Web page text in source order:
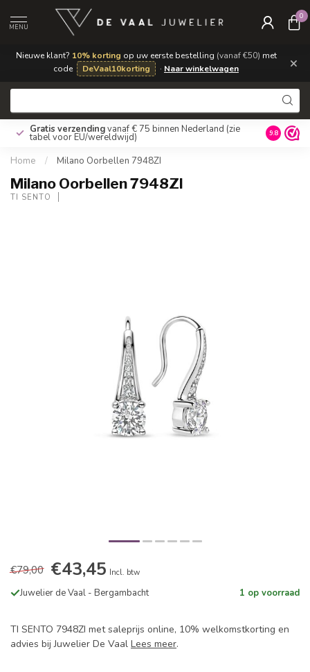
Nieuwe klant? 10% korting op uw eerste bestelling (vanaf €50) met
code
DeVaal10korting · Naar winkelwagen ×
MENU
0
Gratis verzendingvanaf € 75 binnen Nederland (zie
tabel voor EU/wereldwijd) 9.8
Home / Milano Oorbellen 7948ZI
Milano Oorbellen 7948ZI
TI SENTO
€79,00 €43,45 Incl. btw
Juwelier de Vaal - Bergambacht 1 op voorraad
TI SENTO 7948ZI met saleprijs online, 10% welkomstkorting en
advies bij Juwelier De Vaal Lees meer.